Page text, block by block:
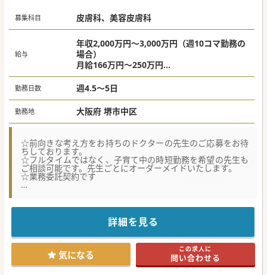
ンスがございます。（記載されている求人概要はあくまでも
目安の情報です）
ックのロゴやHP作成等の開院準備も法人が行いますが、先生
のご意向を適宜ヒアリングしながら進めますので、先生のご
意向も反映させやすい環境です。
#業務委託案件
募集科目 皮膚科、美容皮膚科
給与
年収2,000万円～3,000万円（週10コマ勤務の
場合）
月給166万円～250万円
※ご経験やお人柄、働き方等により決定
勤務日数 週4.5～5日
勤務地 大阪府 堺市中区
☆前向きな考え方をお持ちのドクターの先生のご応募をお待
ちしております。
☆フルタイムではなく、子育て中の時短勤務を希望の先生も
ご相談可能です。先生ごとにオーダーメイドいたします。
☆業務委託契約です
法人よりお預かりした求人です。豊富なノウハウから、先生
のご意向に沿った提案が可能です。
■自己負担無しで開業資金や運転資金等の支援を受けられ、
費用面における先生の責任が発生しない契約を取り交わしで
きる点が最大の特徴の1つです。
■開設者としてご勤務いただきますが、運転資金の融資や設
備投資、採用やレセプト等の事務手続き等、諸々のサポート
も法人側が行いますので、「リスクを抑えて開業したい」と
詳細を見る
気になる この求人に
問い合わせる